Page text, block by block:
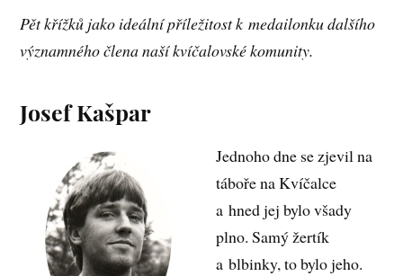
Pět křížků jako ideální příležitost k medailonku dalšího
významného člena naší kvíčalovské komunity.
Josef Kašpar
Jednoho dne se zjevil na
táboře na Kvíčalce
a hned jej bylo všady
plno. Samý žertík
a blbinky, to bylo jeho.